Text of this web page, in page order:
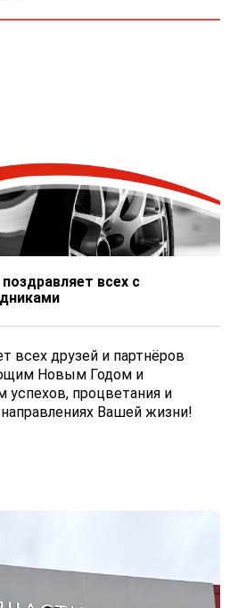
всех с
всех друзей и партнёров
Новым Годом и
процветания и
Вашей жизни!